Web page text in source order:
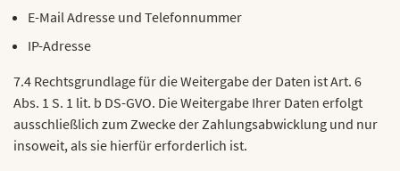
E-Mail Adresse und Telefonnummer
IP-Adresse
7.4 Rechtsgrundlage für die Weitergabe der Daten ist Art. 6
Abs. 1 S. 1 lit. b DS-GVO. Die Weitergabe Ihrer Daten erfolgt
ausschließlich zum Zwecke der Zahlungsabwicklung und nur
insoweit, als sie hierfür erforderlich ist.